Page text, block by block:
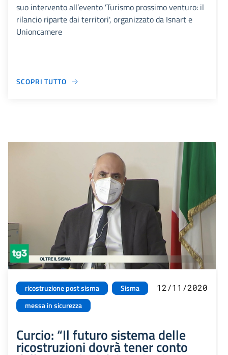
suo intervento all’evento 'Turismo prossimo venturo: il
rilancio riparte dai territori', organizzato da Isnart e
Unioncamere
SCOPRI TUTTO
ricostruzione post sisma
Sisma
messa in sicurezza
12/11/2020
Curcio: “Il futuro sistema delle
ricostruzioni dovrà tener conto